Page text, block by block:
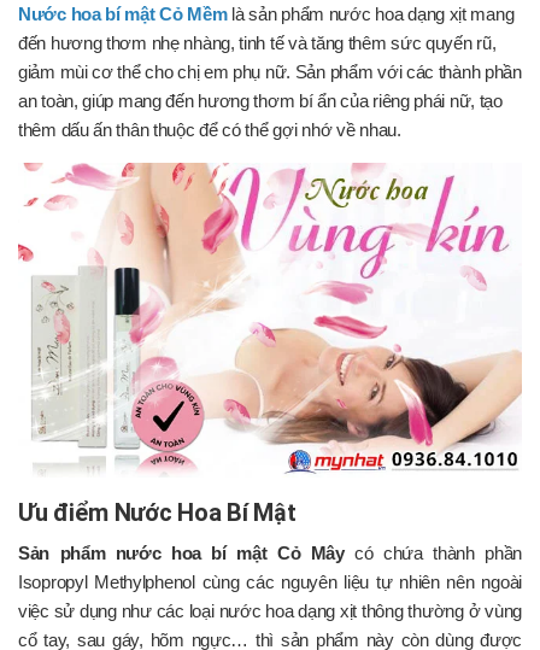
Nước hoa bí mật Cỏ Mềmlà sản phẩm nước hoa dạng xịt mang
đến hương thơm nhẹ nhàng, tinh tế và tăng thêm sức quyến rũ,
giảm mùi cơ thể cho chị em phụ nữ. Sản phẩm với các thành phần
an toàn, giúp mang đến hương thơm bí ẩn của riêng phái nữ, tạo
thêm dấu ấn thân thuộc để có thể gợi nhớ về nhau.
Ưu điểm Nước Hoa Bí Mật
Sản phẩm nước hoa bí mật Cỏ Mâycó chứa thành phần
Isopropyl Methylphenol cùng các nguyên liệu tự nhiên nên ngoài
việc sử dụng như các loại nước hoa dạng xịt thông thường ở vùng
cổ tay, sau gáy, hõm ngực… thì sản phẩm này còn dùng được